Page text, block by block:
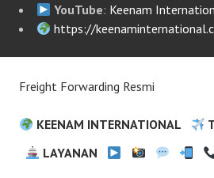
YouTube: Keenam
https://
Freight Forwarding Resmi
KEENAM INTERNATIONAL
LAYANAN